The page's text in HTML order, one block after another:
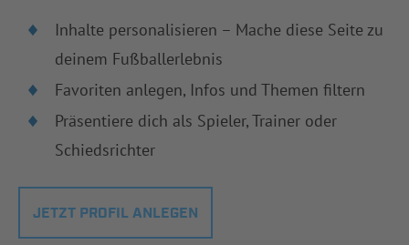
Inhalte personalisieren – Mache diese Seite zu
deinem Fußballerlebnis
Favoriten anlegen, Infos und Themen filtern
Präsentiere dich als Spieler, Trainer oder
Schiedsrichter
JETZT PROFIL ANLEGEN